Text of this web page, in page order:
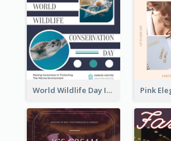
World Wildlife Day Instagram Post